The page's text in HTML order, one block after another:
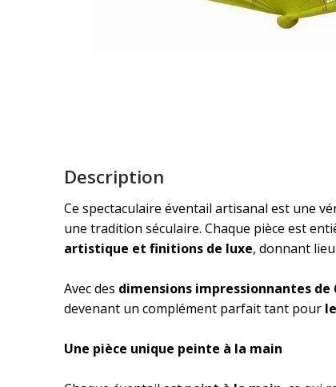
Description
Ce spectaculaire éventail artisanal est une
une tradition séculaire. Chaque pièce est
artistique et finitions de luxe, donnant
Avec des dimensions impressionnantes
devenant un complément parfait tant pour
Une pièce unique peinte à la main